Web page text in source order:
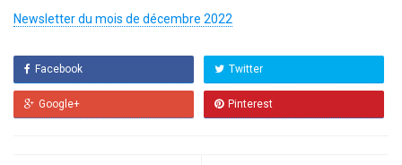
Newsletter du mois de décembre 2022
Facebook Twitter
Google+ Pinterest